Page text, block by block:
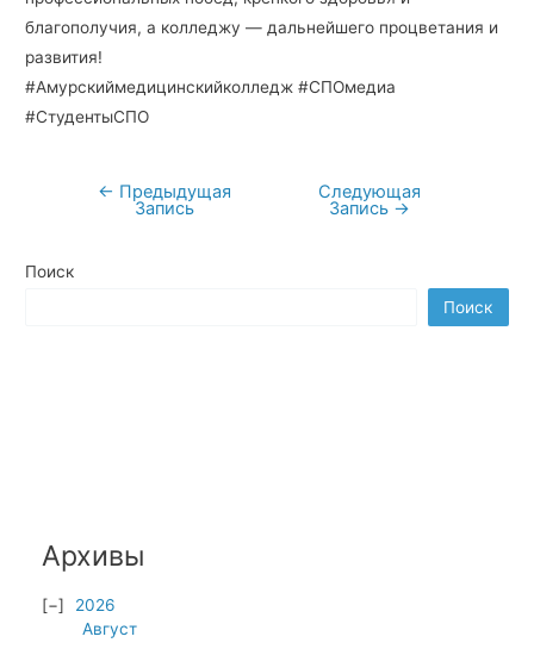
благополучия, а колледжу — дальнейшего процветания и
развития!
#Амурскиймедицинскийколледж #СПОмедиа
#СтудентыСПО
Навигация
← Предыдущая
Запись
Следующая
Запись →
Поиск
Поиск
Архивы
2026
Август